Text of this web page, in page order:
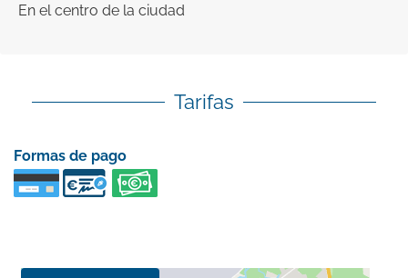
En el centro de la ciudad
Tarifas
Formas de pago